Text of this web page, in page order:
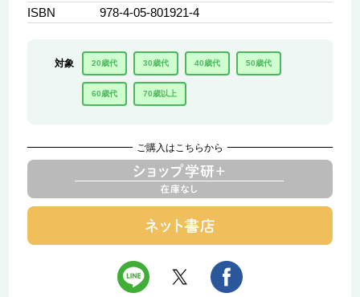
ISBN
978-4-05-801921-4
対象 20歳代 30歳代 40歳代 50歳代
60歳代 70歳以上
ご購入はこちらから